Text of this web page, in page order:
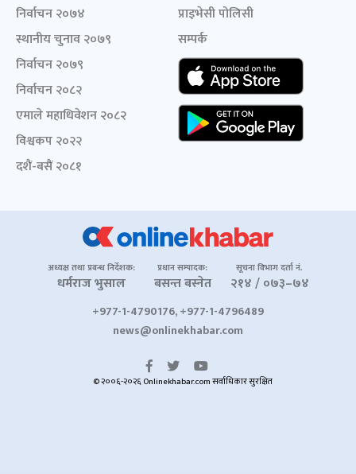
निर्वाचन २०७४
स्थानीय चुनाव २०७९
निर्वाचन २०७९
निर्वाचन २०८२
एमाले महाधिवेशन २०८२
विश्वकप २०२२
दशैं-बसैं २०८१
प्राइभेसी पोलिसी
सम्पर्क
अध्यक्ष तथा प्रबन्ध निर्देशक:
धर्मराज भुसाल
प्रधान सम्पादक:
बसन्त बस्नेत
सूचना विभाग दर्ता नं.
२१४ / ०७३–७४
+977-1-4790176, +977-1-4796489
news@onlinekhabar.com
© २००६-२०२६ Onlinekhabar.com सर्वाधिकार सुरक्षित